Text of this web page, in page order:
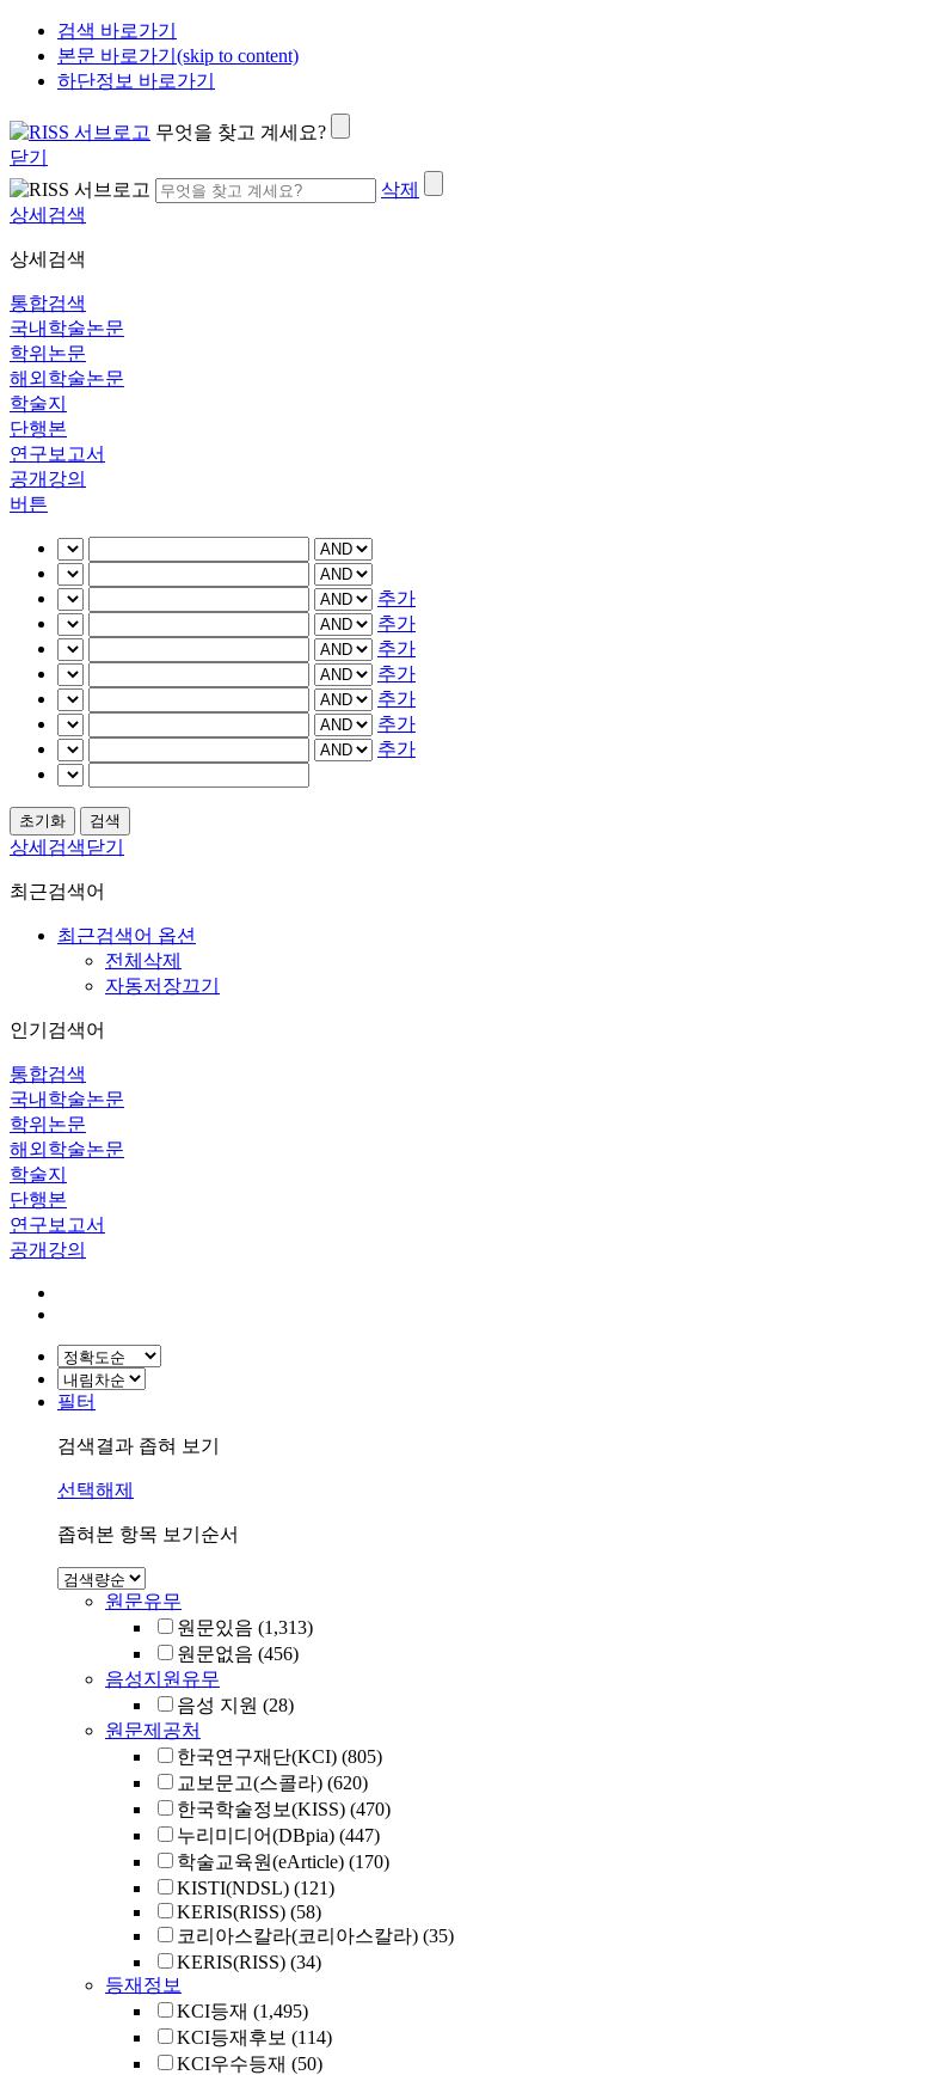
검색 바로가기
본문 바로가기(skip to content)
하단정보 바로가기
무엇을 찾고 계세요?
닫기
삭제
상세검색
상세검색
통합검색
국내학술논문
학위논문
해외학술논문
학술지
단행본
연구보고서
공개강의
버튼
추가
추가
추가
추가
추가
추가
추가
상세검색닫기
최근검색어
최근검색어 옵션
전체삭제
자동저장끄기
인기검색어
통합검색
국내학술논문
학위논문
해외학술논문
학술지
단행본
연구보고서
공개강의
필터
검색결과 좁혀 보기
선택해제
좁혀본 항목 보기순서
원문유무
원문있음 (1,313)
원문없음 (456)
음성지원유무
음성 지원 (28)
원문제공처
한국연구재단(KCI) (805)
교보문고(스콜라) (620)
한국학술정보(KISS) (470)
누리미디어(DBpia) (447)
학술교육원(eArticle) (170)
KISTI(NDSL) (121)
KERIS(RISS) (58)
코리아스칼라(코리아스칼라) (35)
KERIS(RISS) (34)
등재정보
KCI등재 (1,495)
KCI등재후보 (114)
KCI우수등재 (50)